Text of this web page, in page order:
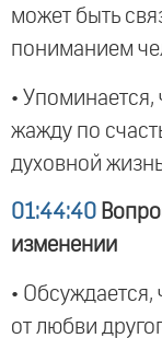
может быть
пониманием
• Упоминается,
жажду по
духовной
01:44:40
изменении
• Обсуждается,
от любви